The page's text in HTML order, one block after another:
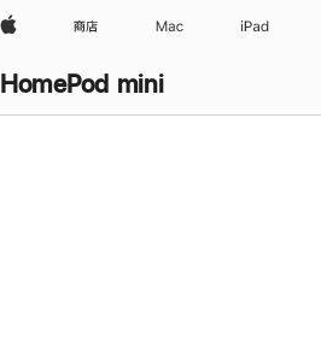
Apple 商店 Mac iPad
HomePod mini